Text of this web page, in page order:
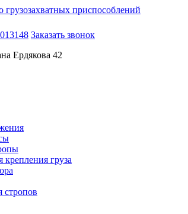
грузозахватных приспособлений
Заказать звонок
Ердякова 42
груза